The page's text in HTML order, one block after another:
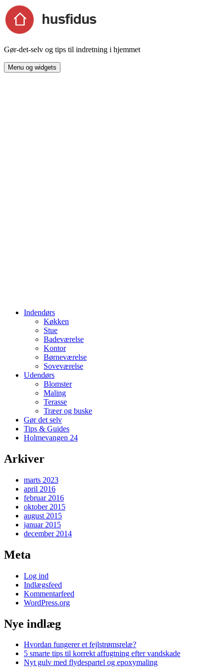
Hop
til
indhold
Gør-det-selv og tips til indretning i hjemmet
Menu og widgets
Indendørs
Køkken
Stue
Badeværelse
Kontor
Børneværelse
Soveværelse
Udendørs
Blomster
Maling
Terasse
Træer og buske
Gør det selv
Tips & Guides
Holmevangen 24
Arkiver
marts 2023
april 2016
februar 2016
oktober 2015
august 2015
januar 2015
december 2014
Meta
Log ind
Indlægsfeed
Kommentarfeed
WordPress.org
Nye indlæg
Hvordan fungerer et fejlstrømsrelæ?
5 smarte tips til korrekt affugtning efter vandskade
Nyt gulv med flydespartel og epoxymaling